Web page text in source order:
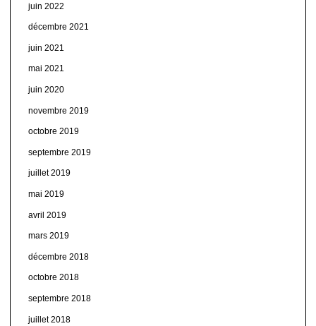
juin 2022
décembre 2021
juin 2021
mai 2021
juin 2020
novembre 2019
octobre 2019
septembre 2019
juillet 2019
mai 2019
avril 2019
mars 2019
décembre 2018
octobre 2018
septembre 2018
juillet 2018